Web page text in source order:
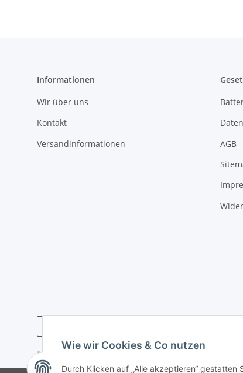
Informationen
Wir über uns
Kontakt
Versandinformationen
AGB
* Alle Preise inkl. gesetzlicher USt., zzgl.
Wie wir Cookies & Co nutzen
Durch Klicken auf „Alle akzeptieren“ gestatten